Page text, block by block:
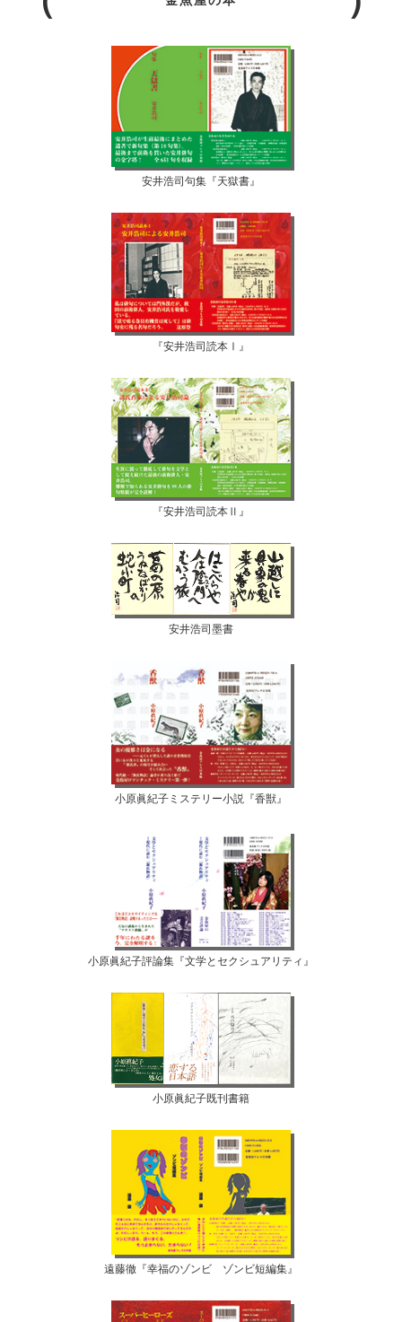
安井浩司句集『天獄書』
『安井浩司読本Ⅰ』
『安井浩司読本Ⅱ』
安井浩司墨書
小原眞紀子ミステリー小説『香獣』
小原眞紀子評論集『文学とセクシュアリティ』
小原眞紀子既刊書籍
遠藤徹『幸福のゾンビ ゾンビ短編集』